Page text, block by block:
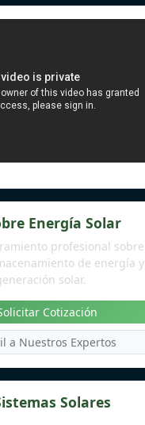
Energía Solar
profesional sobre
de energía y
solar.
Cotización
a Nuestros Expertos
Solares